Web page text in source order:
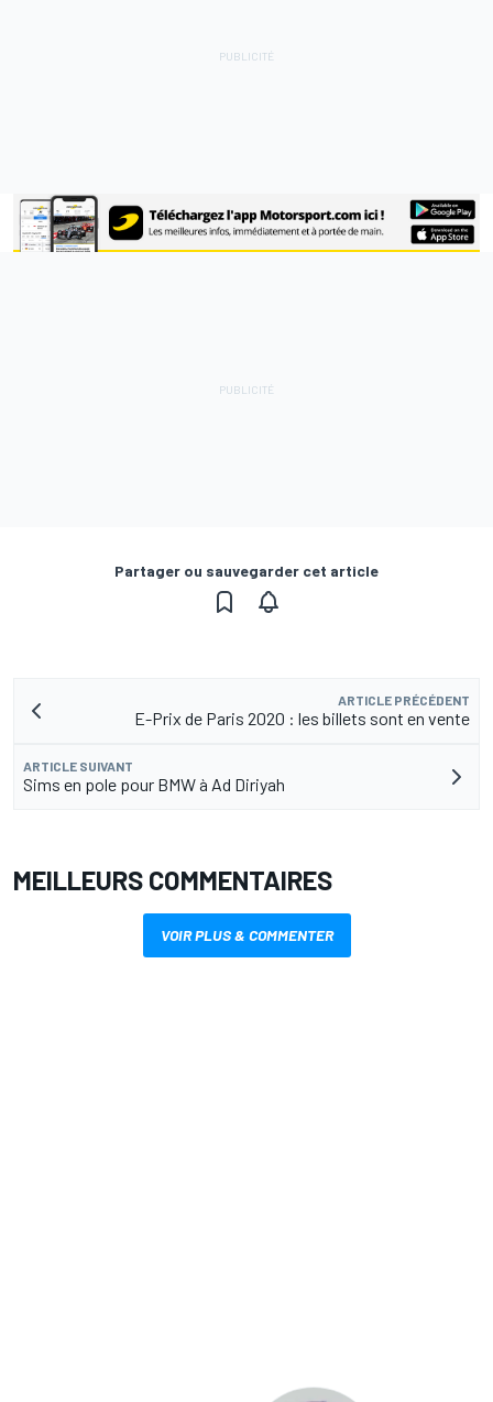
Partager ou sauvegarder cet article
ARTICLE PRÉCÉDENT
E-Prix de Paris 2020 : les billets sont en vente
ARTICLE SUIVANT
Sims en pole pour BMW à Ad Diriyah
MEILLEURS COMMENTAIRES
VOIR PLUS & COMMENTER